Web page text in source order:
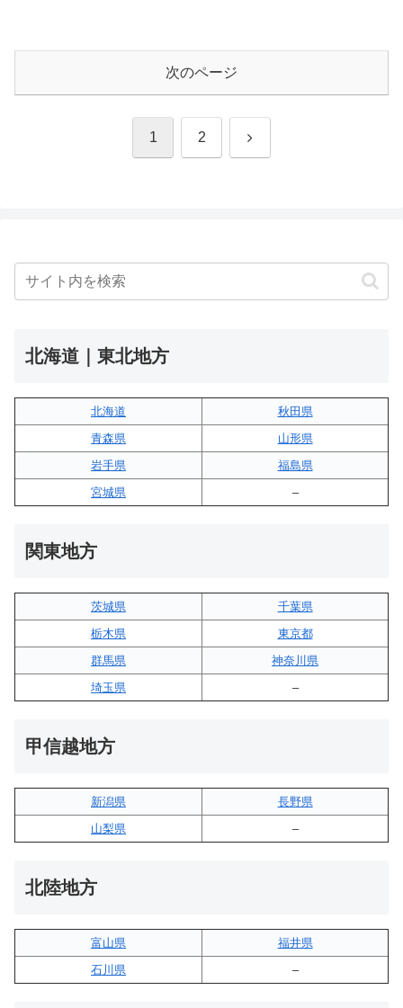
次のページ
1 2 次
北海道｜東北地方
北海道
秋田県
青森県
山形県
岩手県
福島県
宮城県
–
関東地方
茨城県
千葉県
栃木県
東京都
群馬県
神奈川県
埼玉県
–
甲信越地方
新潟県
長野県
山梨県
–
北陸地方
富山県
福井県
石川県
–